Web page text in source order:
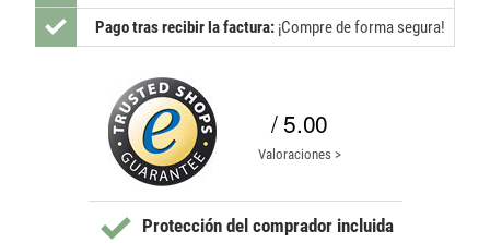
Pago tras recibir la factura: ¡Compre de forma segura!
/ 5.00
Valoraciones >
Protección del comprador incluida